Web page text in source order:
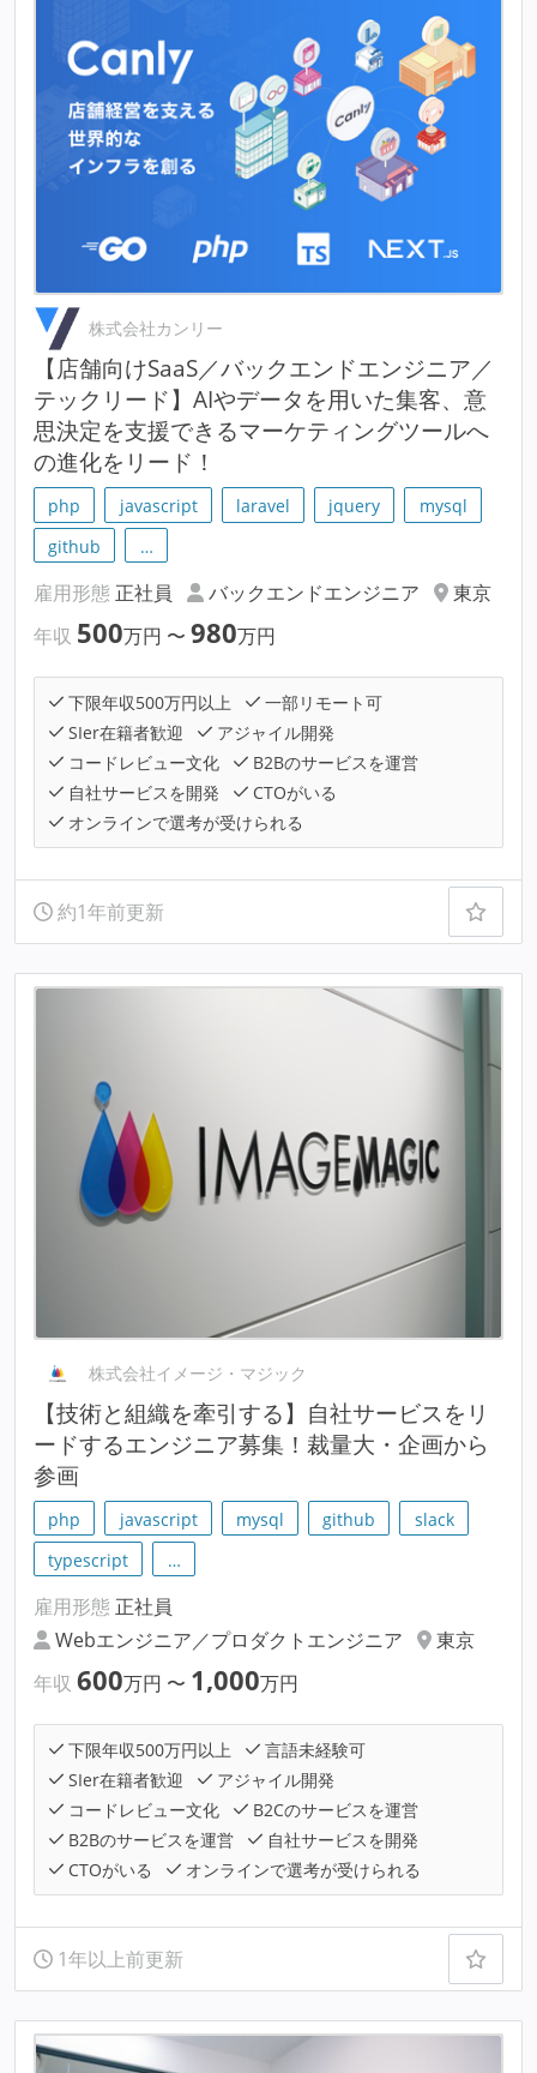
株式会社カンリー
【店舗向けSaaS／バックエンドエンジニア／
テックリード】AIやデータを用いた集客、意
思決定を支援できるマーケティングツールへ
の進化をリード！
php javascript laravel jquery
mysql
github
…
雇用形態 正社員 バックエンドエンジニア
東京
年収 500万円 〜 980万円
下限年収500万円以上
一部リモート可
SIer在籍者歓迎
アジャイル開発
コードレビュー文化
B2Bのサービスを運営
自社サービスを開発
CTOがいる
オンラインで選考が受けられる
約1年前更新
株式会社イメージ・マジック
【技術と組織を牽引する】自社サービスをリ
ードするエンジニア募集！裁量大・企画から
参画
php javascript mysql github
slack
typescript
…
雇用形態 正社員
Webエンジニア／プロダクトエンジニア
東京
年収 600万円 〜 1,000万円
下限年収500万円以上
言語未経験可
SIer在籍者歓迎
アジャイル開発
コードレビュー文化
B2Cのサービスを運営
B2Bのサービスを運営
自社サービスを開発
CTOがいる
オンラインで選考が受けられる
1年以上前更新